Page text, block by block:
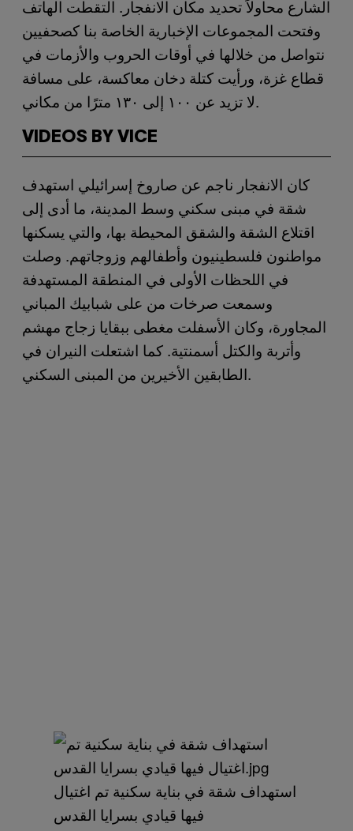
الشارع محاولاً تحديد مكان الانفجار. التقطت الهاتف
وفتحت المجموعات الإخبارية الخاصة بنا كصحفيين
نتواصل من خلالها في أوقات الحروب والأزمات في
قطاع غزة، ورأيت كتلة دخان معاكسة، على مسافة
لا تزيد عن ١٠٠ إلى ١٣٠ مترًا من مكاني.
VIDEOS BY VICE
كان الانفجار ناجم عن صاروخ إسرائيلي استهدف
شقة في مبنى سكني وسط المدينة، ما أدى إلى
اقتلاع الشقة والشقق المحيطة بها، والتي يسكنها
مواطنون فلسطينيون وأطفالهم وزوجاتهم. وصلت
في اللحظات الأولى في المنطقة المستهدفة
وسمعت صرخات من على شبابيك المباني
المجاورة، وكان الأسفلت مغطى ببقايا زجاج مهشم
وأتربة والكتل أسمنتية. كما اشتعلت النيران في
الطابقين الأخيرين من المبنى السكني.
استهداف شقة في بناية سكنية تم اغتيال
فيها قيادي بسرايا القدس